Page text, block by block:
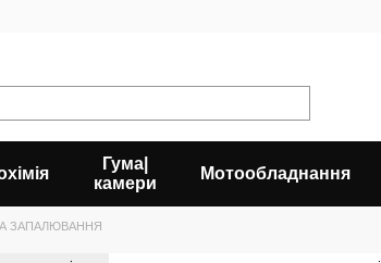
Гума|
камери
Мотообладнання
ЗАПАЛЮВАННЯ